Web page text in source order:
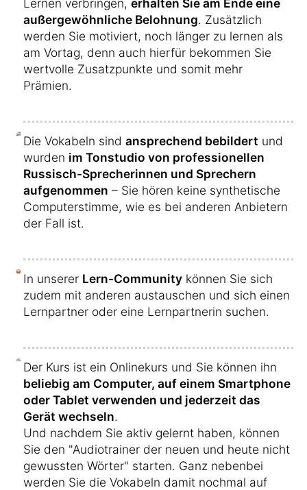
Lernen verbringen, erhalten Sie am Ende eine
außergewöhnliche Belohnung. Zusätzlich
werden Sie motiviert, noch länger zu lernen als
am Vortag, denn auch hierfür bekommen Sie
wertvolle Zusatzpunkte und somit mehr
Prämien.
Die Vokabeln sind ansprechend bebildert und
wurden im Tonstudio von professionellen
Russisch-Sprecherinnen und Sprechern
aufgenommen – Sie hören keine synthetische
Computerstimme, wie es bei anderen Anbietern
der Fall ist.
In unserer Lern-Community können Sie sich
zudem mit anderen austauschen und sich einen
Lernpartner oder eine Lernpartnerin suchen.
Der Kurs ist ein Onlinekurs und Sie können ihn
beliebig am Computer, auf einem Smartphone
oder Tablet verwenden und jederzeit das
Gerät wechseln.
Und nachdem Sie aktiv gelernt haben, können
Sie den "Audiotrainer der neuen und heute nicht
gewussten Wörter" starten. Ganz nebenbei
werden Sie die Vokabeln damit nochmal auf